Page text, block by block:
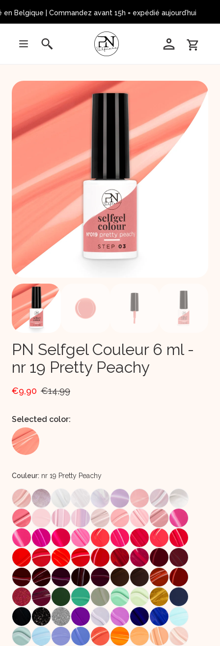
Belgique | Commandez avant 15h = expédié aujourd’hui
PN Selfgel Couleur 6 ml -
nr 19 Pretty Peachy
€9,90 €14,99
Selected color:
Couleur: nr 19 Pretty Peachy